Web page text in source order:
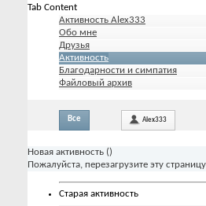
Tab Content
Активность Alex333
Обо мне
Друзья
Активность
Благодарности и симпатия
Файловый архив
Все Alex333
Новая активность ()
Пожалуйста, перезагрузите эту
Старая активность